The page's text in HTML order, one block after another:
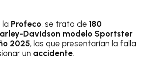
la Profeco, se trata de180
Davidson modelo Sportster
2025, las que presentarían la falla
un accidente.